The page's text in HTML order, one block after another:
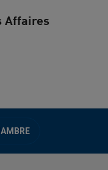
Affaires